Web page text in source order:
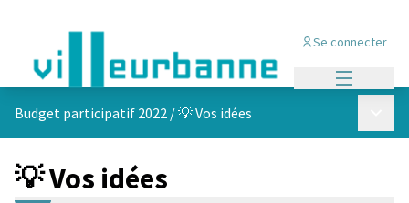
Se connecter
Budget participatif 2022 /💡 Vos idées
💡 Vos idées